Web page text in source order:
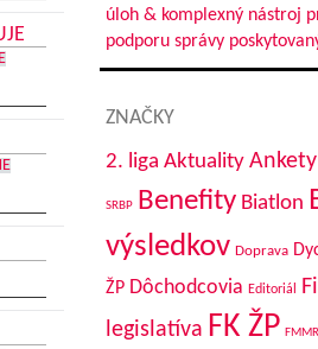
úloh & komplexný nástroj
podporu správy
ZNAČKY
2. liga Aktuality Ankety
SRBP Benefity Biatlon
výsledkov Doprava
ŽP Dôchodcovia Editoriál
legislatíva FK ŽP